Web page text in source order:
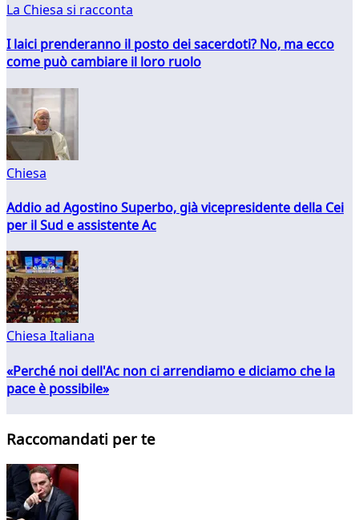
La Chiesa si racconta
I laici prenderanno il posto dei sacerdoti? No, ma ecco
come può cambiare il loro ruolo
Chiesa
Addio ad Agostino Superbo, già vicepresidente della Cei
per il Sud e assistente Ac
Chiesa Italiana
«Perché noi dell'Ac non ci arrendiamo e diciamo che la
pace è possibile»
Raccomandati per te